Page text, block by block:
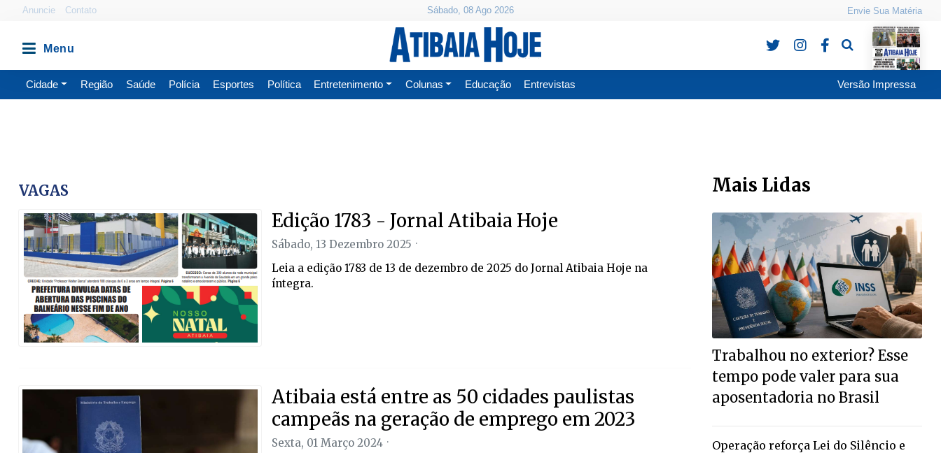
Anuncie Contato Sábado, 08 Ago 2026 Envie Sua Matéria
Pesquisa
Cidade Região Saúde Polícia Esportes Política Entretenimento Colunas Educação Entrevistas Versão Impressa
VAGAS
Edição 1783 - Jornal Atibaia Hoje
Sábado, 13 Dezembro 2025
Leia a edição 1783 de 13 de dezembro de 2025 do Jornal Atibaia Hoje na
íntegra.
Atibaia está entre as 50 cidades paulistas
campeãs na geração de emprego em 2023
Sexta, 01 Março 2024
Mais Lidas
Trabalhou no exterior? Esse
tempo pode valer para sua
aposentadoria no Brasil
Operação reforça Lei do Silêncio e